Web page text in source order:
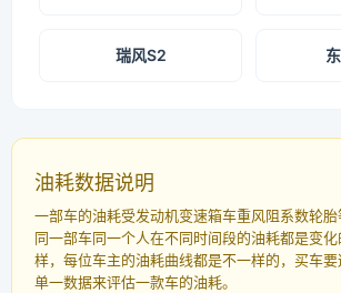
瑞风S2
油耗数据说明
一部车的油耗受发动机变速箱车重风阻系数轮胎
同一部车同一个人在不同时间段的油耗都是变
样，每位车主的油耗曲线都是不一样的，买车
单一数据来评估一款车的油耗。